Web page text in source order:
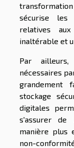
sécurise les
relatives
inaltérable et
Par
nécessaires
grandement
stockage
digitales
s'assurer de
manière plus
non-